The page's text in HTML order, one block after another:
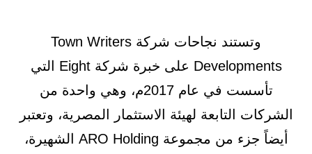
وتستند نجاحات شركة Town Writers
Developments على خبرة شركة Eight التي
تأسست في عام 2017م، وهي واحدة من
الشركات التابعة لهيئة الاستثمار المصرية، وتعتبر
أيضاً جزء من مجموعة ARO Holding الشهيرة،